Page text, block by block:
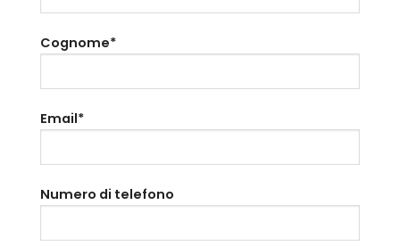
Cognome*
Email*
Numero di telefono